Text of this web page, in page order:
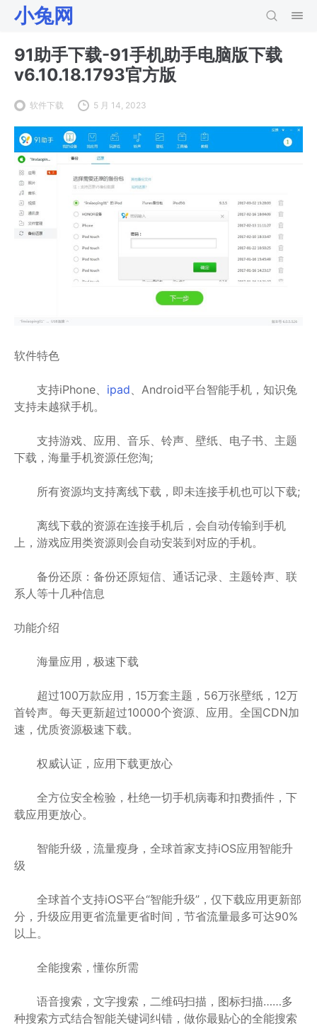
小兔网
91助手下载-91手机助手电脑版下载
v6.10.18.1793官方版
软件下载 5 月 14, 2023
软件特色
支持iPhone、 ipad 、Android平台智能手机，知识兔
支持未越狱手机。
支持游戏、应用、音乐、铃声、壁纸、电子书、主题
下载，海量手机资源任您淘;
所有资源均支持离线下载，即未连接手机也可以下载;
离线下载的资源在连接手机后，会自动传输到手机
上，游戏应用类资源则会自动安装到对应的手机。
备份还原：备份还原短信、通话记录、主题铃声、联
系人等十几种信息
功能介绍
海量应用，极速下载
超过100万款应用，15万套主题，56万张壁纸，12万
首铃声。每天更新超过10000个资源、应用。全国CDN加
速，优质资源极速下载。
权威认证，应用下载更放心
全方位安全检验，杜绝一切手机病毒和扣费插件，下
载应用更放心。
智能升级，流量瘦身，全球首家支持iOS应用智能升
级
全球首个支持iOS平台“智能升级”，仅下载应用更新部
分，升级应用更省流量更省时间，节省流量最多可达90%
以上。
全能搜索，懂你所需
语音搜索，文字搜索，二维码扫描，图标扫描……多
种搜索方式结合智能关键词纠错，做你最贴心的全能搜索